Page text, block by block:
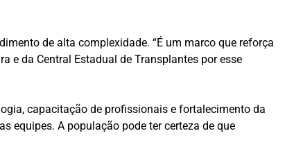
de alta complexidade. “É um marco que reforça
e da Central Estadual de Transplantes por esse
capacitação de profissionais e fortalecimento da
equipes. A população pode ter certeza de que